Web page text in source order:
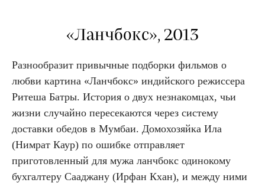
«Ланчбокс», 2013
Разнообразит привычные подборки фильмов о
любви картина «Ланчбокс» индийского режиссера
Ритеша Батры. История о двух незнакомцах, чьи
жизни случайно пересекаются через систему
доставки обедов в Мумбаи. Домохозяйка Ила
(Нимрат Каур) по ошибке отправляет
приготовленный для мужа ланчбокс одинокому
бухгалтеру Сааджану (Ирфан Кхан), и между ними